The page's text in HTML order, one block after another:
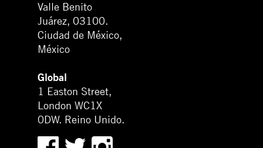
Valle Benito
Juárez, 03100.
Ciudad de México,
México
Global
1 Easton Street,
London WC1X
0DW. Reino Unido.